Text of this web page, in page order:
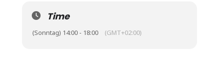
Harald Fricke
Time
(Sonntag) 14:00 - 18:00 (GMT+02:00)